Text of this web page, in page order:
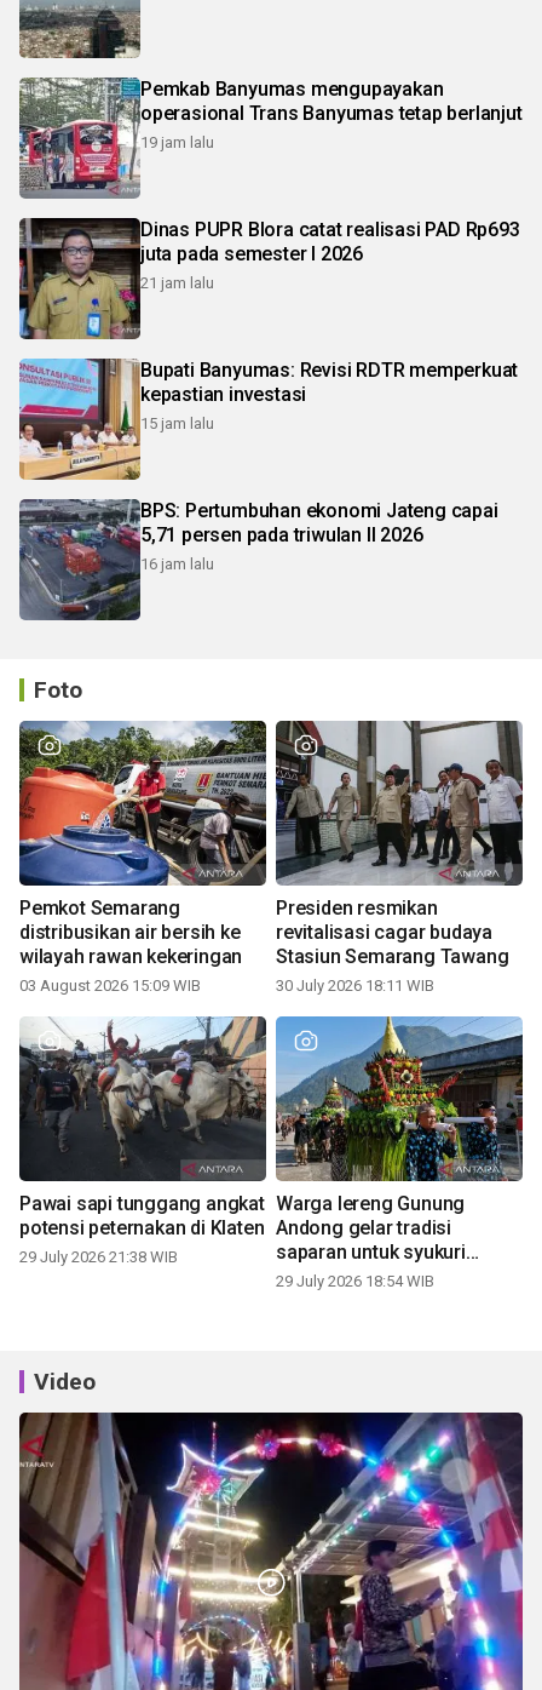
Pemkab Banyumas mengupayakan
operasional Trans Banyumas tetap berlanjut
19 jam lalu
Dinas PUPR Blora catat realisasi PAD Rp693
juta pada semester I 2026
21 jam lalu
Bupati Banyumas: Revisi RDTR memperkuat
kepastian investasi
15 jam lalu
BPS: Pertumbuhan ekonomi Jateng capai
5,71 persen pada triwulan II 2026
16 jam lalu
Foto
Pemkot Semarang
distribusikan air bersih ke
wilayah rawan kekeringan
03 August 2026 15:09 WIB
Presiden resmikan
revitalisasi cagar budaya
Stasiun Semarang Tawang
30 July 2026 18:11 WIB
Pawai sapi tunggang angkat
potensi peternakan di Klaten
29 July 2026 21:38 WIB
Warga lereng Gunung
Andong gelar tradisi
saparan untuk syukuri
panen
29 July 2026 18:54 WIB
Video